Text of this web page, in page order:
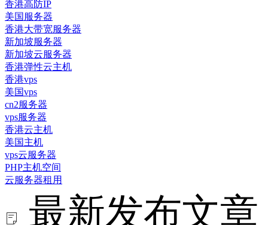
香港高防IP
美国服务器
香港大带宽服务器
新加坡服务器
新加坡云服务器
香港弹性云主机
香港vps
美国vps
cn2服务器
vps服务器
香港云主机
美国主机
vps云服务器
PHP主机空间
云服务器租用
最新发布文章